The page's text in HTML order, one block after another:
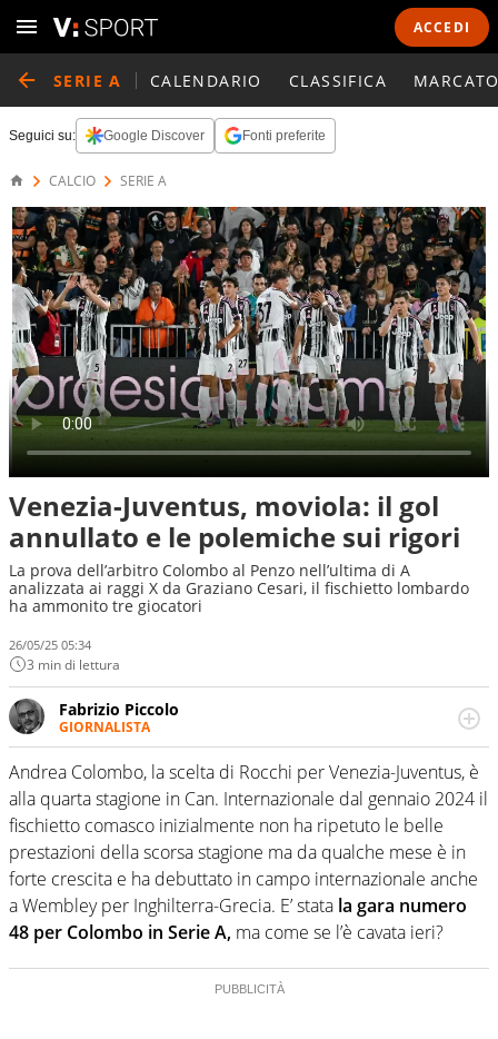
ACCEDI
SERIE A CALENDARIO CLASSIFICA
Seguici su: Google Discover Fonti preferite
CALCIO SERIE A
Venezia-Juventus, moviola: il gol
annullato e le polemiche sui rigori
La prova dell’arbitro Colombo al Penzo nell’ultima di A
analizzata ai raggi X da Graziano Cesari, il fischietto lombardo
ha ammonito tre giocatori
26/05/25 05:34
3 min di lettura
Fabrizio Piccolo
GIORNALISTA
Nella sua carriera ha seguito numerose manifestazioni
sportive e collaborato con agenzie e testate. Esperienza,
competenza, conoscenza e memoria storica. Si occupa
prevalentemente di calcio
Andrea Colombo, la scelta di Rocchi per Venezia-Juventus, è
alla quarta stagione in Can. Internazionale dal gennaio 2024 il
fischietto comasco inizialmente non ha ripetuto le belle
prestazioni della scorsa stagione ma da qualche mese è in
forte crescita e ha debuttato in campo internazionale anche
a Wembley per Inghilterra-Grecia. E’ stata la gara numero
48 per Colombo in Serie A, ma come se l’è cavata ieri?